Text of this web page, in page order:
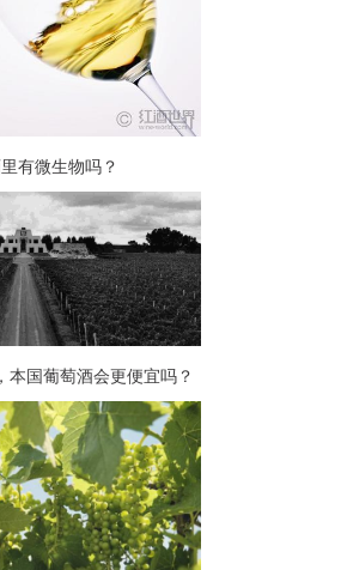
有微生物吗？
本国葡萄酒会更便宜吗？